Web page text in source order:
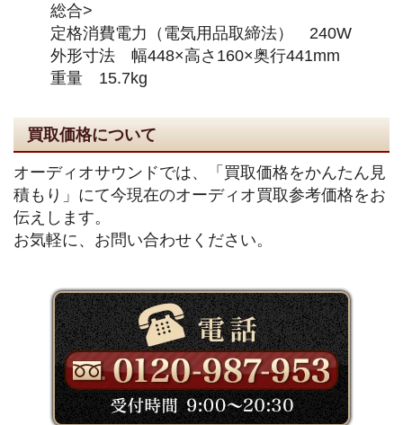
総合>
定格消費電力（電気用品取締法） 240W
外形寸法 幅448×高さ160×奥行441mm
重量 15.7kg
買取価格について
オーディオサウンドでは、「買取価格をかんたん見
積もり」にて今現在のオーディオ買取参考価格をお
伝えします。
お気軽に、お問い合わせください。